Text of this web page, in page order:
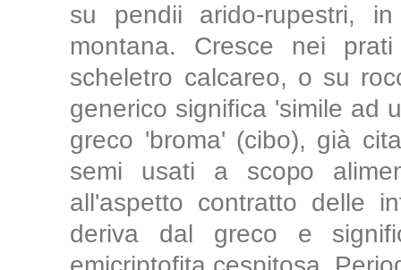
su pendii arido-rupestri,
montana. Cresce nei
scheletro calcareo, o su
generico significa 'simile ad
greco 'broma' (cibo), già
semi usati a scopo
all'aspetto contratto delle
deriva dal greco e